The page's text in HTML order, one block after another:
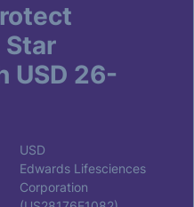
Star
USD 26-
USD
Edwards Lifesciences
Corporation